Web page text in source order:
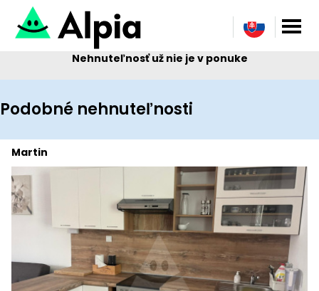
Nehnuteľnosť už nie je v ponuke
Podobné nehnuteľnosti
Martin